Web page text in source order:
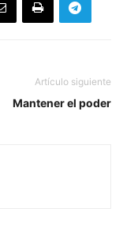
Artículo siguiente
Mantener el poder